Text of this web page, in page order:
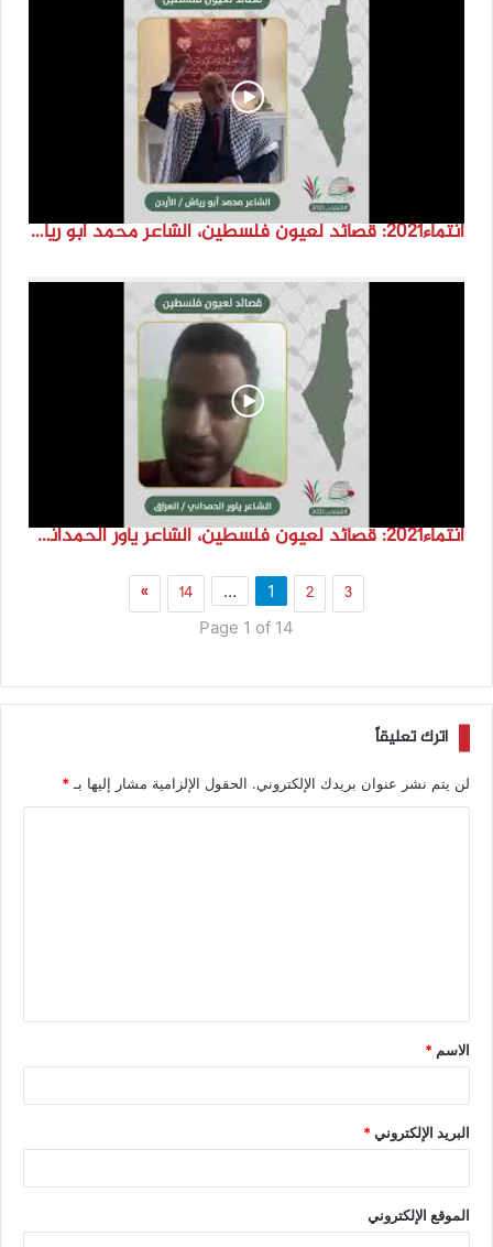
انتماء2021: قصائد لعيون فلسطين، الشاعر محمد ابو رياش، الاردن
انتماء2021: قصائد لعيون فلسطين، الشاعر ياور الحمداني، العراق
1 2 3
…
14
»
Page 1 of 14
اترك تعليقاً
لن يتم نشر عنوان بريدك الإلكتروني. الحقول الإلزامية مشار إليها بـ *
الاسم *
البريد الإلكتروني*
الموقع الإلكتروني